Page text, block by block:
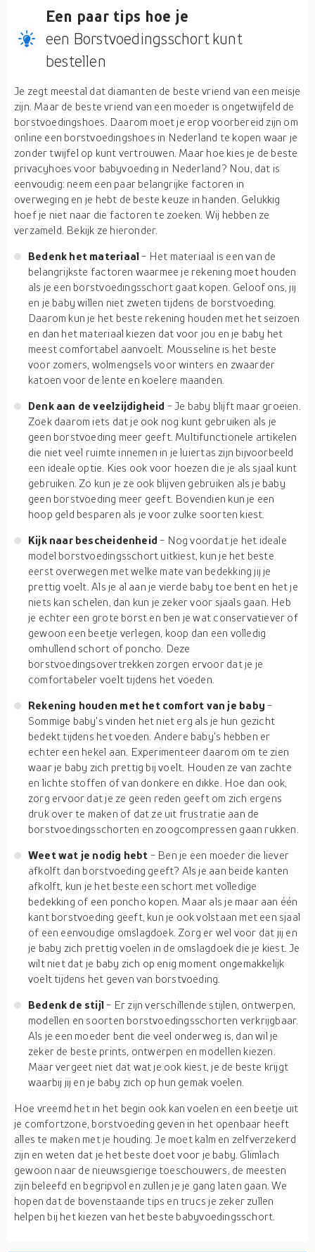
Een paar tips hoe je
een Borstvoedingsschort kunt
bestellen
Je zegt meestal dat diamanten de beste vriend van een meisje
zijn. Maar de beste vriend van een moeder is ongetwijfeld de
borstvoedingshoes. Daarom moet je erop voorbereid zijn om
online een borstvoedingshoes in Nederland te kopen waar je
zonder twijfel op kunt vertrouwen. Maar hoe kies je de beste
privacyhoes voor babyvoeding in Nederland? Nou, dat is
eenvoudig: neem een paar belangrijke factoren in
overweging en je hebt de beste keuze in handen. Gelukkig
hoef je niet naar die factoren te zoeken. Wij hebben ze
verzameld. Bekijk ze hieronder.
Bedenk het materiaal- Het materiaal is een van de
belangrijkste factoren waarmee je rekening moet houden
als je een borstvoedingsschort gaat kopen. Geloof ons, jij
en je baby willen niet zweten tijdens de borstvoeding.
Daarom kun je het beste rekening houden met het seizoen
en dan het materiaal kiezen dat voor jou en je baby het
meest comfortabel aanvoelt. Mousseline is het beste
voor zomers, wolmengsels voor winters en zwaarder
katoen voor de lente en koelere maanden.
Denk aan de veelzijdigheid - Je baby blijft maar groeien.
Zoek daarom iets dat je ook nog kunt gebruiken als je
geen borstvoeding meer geeft. Multifunctionele artikelen
die niet veel ruimte innemen in je luiertas zijn bijvoorbeeld
een ideale optie. Kies ook voor hoezen die je als sjaal kunt
gebruiken. Zo kun je ze ook blijven gebruiken als je baby
geen borstvoeding meer geeft. Bovendien kun je een
hoop geld besparen als je voor zulke soorten kiest.
Kijk naar bescheidenheid- Nog voordat je het ideale
model borstvoedingsschort uitkiest, kun je het beste
eerst overwegen met welke mate van bedekking jij je
prettig voelt. Als je al aan je vierde baby toe bent en het je
niets kan schelen, dan kun je zeker voor sjaals gaan. Heb
je echter een grote borst en ben je wat conservatiever of
gewoon een beetje verlegen, koop dan een volledig
omhullend schort of poncho. Deze
borstvoedingsovertrekken zorgen ervoor dat je je
comfortabeler voelt tijdens het voeden.
Rekening houden met het comfort van je baby-
Sommige baby's vinden het niet erg als je hun gezicht
bedekt tijdens het voeden. Andere baby's hebben er
echter een hekel aan. Experimenteer daarom om te zien
waar je baby zich prettig bij voelt. Houden ze van zachte
en lichte stoffen of van donkere en dikke. Hoe dan ook,
zorg ervoor dat je ze geen reden geeft om zich ergens
druk over te maken of dat ze uit frustratie aan de
borstvoedingsschorten en zoogcompressen gaan rukken.
Weet wat je nodig hebt - Ben je een moeder die liever
afkolft dan borstvoeding geeft? Als je aan beide kanten
afkolft, kun je het beste een schort met volledige
bedekking of een poncho kopen. Maar als je maar aan één
kant borstvoeding geeft, kun je ook volstaan met een sjaal
of een eenvoudige omslagdoek. Zorg er wel voor dat jij en
je baby zich prettig voelen in de omslagdoek die je kiest. Je
wilt niet dat je baby zich op enig moment ongemakkelijk
voelt tijdens het geven van borstvoeding.
Bedenk de stijl- Er zijn verschillende stijlen, ontwerpen,
modellen en soorten borstvoedingsschorten verkrijgbaar.
Als je een moeder bent die veel onderweg is, dan wil je
zeker de beste prints, ontwerpen en modellen kiezen.
Maar vergeet niet dat wat je ook kiest, je de beste krijgt
waarbij jij en je baby zich op hun gemak voelen.
Hoe vreemd het in het begin ook kan voelen en een beetje uit
je comfortzone, borstvoeding geven in het openbaar heeft
alles te maken met je houding. Je moet kalm en zelfverzekerd
zijn en weten dat je het beste doet voor je baby. Glimlach
gewoon naar de nieuwsgierige toeschouwers, de meesten
zijn beleefd en begripvol en zullen je je gang laten gaan. We
hopen dat de bovenstaande tips en trucs je zeker zullen
helpen bij het kiezen van het beste babyvoedingsschort.